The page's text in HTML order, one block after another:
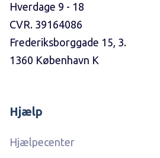
Hverdage 9 - 18
CVR. 39164086
Frederiksborggade 15, 3.
1360 København K
Hjælp
Hjælpecenter